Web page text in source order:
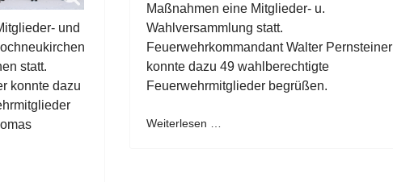
und
statt.
konnte dazu
Maßnahmen eine Mitglieder- u.
Wahlversammlung statt.
Feuerwehrkommandant Walter Pernsteiner
konnte dazu 49 wahlberechtigte
Feuerwehrmitglieder begrüßen.
Weiterlesen …